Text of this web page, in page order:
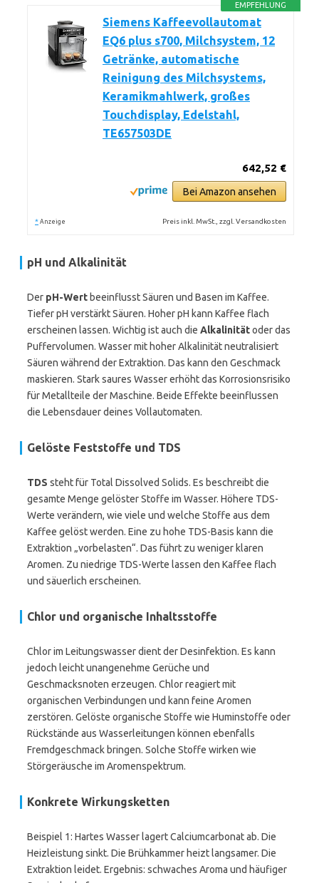
EMPFEHLUNG
Siemens Kaffeevollautomat
EQ6 plus s700, Milchsystem, 12
Getränke, automatische
Reinigung des Milchsystems,
Keramikmahlwerk, großes
Touchdisplay, Edelstahl,
TE657503DE
642,52 €
Bei Amazon ansehen
* Anzeige Preis inkl. MwSt., zzgl. Versandkosten
pH und Alkalinität
Der pH-Wert beeinflusst Säuren und Basen im Kaffee.
Tiefer pH verstärkt Säuren. Hoher pH kann Kaffee flach
erscheinen lassen. Wichtig ist auch die Alkalinitätoder das
Puffervolumen. Wasser mit hoher Alkalinität neutralisiert
Säuren während der Extraktion. Das kann den Geschmack
maskieren. Stark saures Wasser erhöht das Korrosionsrisiko
für Metallteile der Maschine. Beide Effekte beeinflussen
die Lebensdauer deines Vollautomaten.
Gelöste Feststoffe und TDS
TDS steht für Total Dissolved Solids. Es beschreibt die
gesamte Menge gelöster Stoffe im Wasser. Höhere TDS-
Werte verändern, wie viele und welche Stoffe aus dem
Kaffee gelöst werden. Eine zu hohe TDS-Basis kann die
Extraktion „vorbelasten“. Das führt zu weniger klaren
Aromen. Zu niedrige TDS-Werte lassen den Kaffee flach
und säuerlich erscheinen.
Chlor und organische Inhaltsstoffe
Chlor im Leitungswasser dient der Desinfektion. Es kann
jedoch leicht unangenehme Gerüche und
Geschmacksnoten erzeugen. Chlor reagiert mit
organischen Verbindungen und kann feine Aromen
zerstören. Gelöste organische Stoffe wie Huminstoffe oder
Rückstände aus Wasserleitungen können ebenfalls
Fremdgeschmack bringen. Solche Stoffe wirken wie
Störgeräusche im Aromenspektrum.
Konkrete Wirkungsketten
Beispiel 1: Hartes Wasser lagert Calciumcarbonat ab. Die
Heizleistung sinkt. Die Brühkammer heizt langsamer. Die
Extraktion leidet. Ergebnis: schwaches Aroma und häufiger